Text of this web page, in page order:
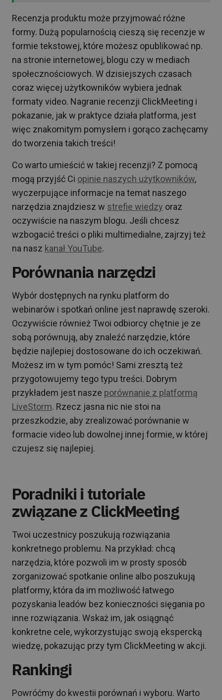
Recenzja produktu może przyjmować różne
formy. Dużą popularnością cieszą się recenzje w
formie tekstowej, które możesz opublikować np.
na stronie internetowej, blogu czy w mediach
społecznościowych. W dzisiejszych czasach
coraz więcej użytkowników wybiera jednak
formaty video. Nagranie recenzji ClickMeeting i
pokazanie, jak w praktyce działa platforma, jest
więc znakomitym pomysłem i gorąco zachęcamy
do tworzenia takich treści!
Co warto umieścić w takiej recenzji? Z pomocą
mogą przyjść Ci opinie naszych użytkowników,
wyczerpujące informacje na temat naszego
narzędzia znajdziesz w strefie wiedzy oraz
oczywiście na naszym blogu. Jeśli chcesz
wzbogacić treści o pliki multimedialne, zajrzyj też
na nasz kanał YouTube.
Porównania narzędzi
Wybór dostępnych na rynku platform do
webinarów i spotkań online jest naprawdę szeroki.
Oczywiście również Twoi odbiorcy chętnie je ze
sobą porównują, aby znaleźć narzędzie, które
będzie najlepiej dostosowane do ich oczekiwań.
Możesz im w tym pomóc! Sami zresztą też
przygotowujemy tego typu treści. Dobrym
przykładem jest nasze porównanie z platformą
LiveStorm. Rzecz jasna nic nie stoi na
przeszkodzie, aby zrealizować porównanie w
formacie video lub dowolnej innej formie, w której
czujesz się najlepiej.
Poradniki i tutoriale
związane z ClickMeeting
Twoi uczestnicy poszukują rozwiązania
konkretnego problemu. Na przykład: chcą
narzędzia, które pozwoli im w prosty sposób
zorganizować spotkanie online albo poszukują
platformy, która da im możliwość łatwego
pozyskania leadów bez konieczności sięgania po
inne rozwiązania. Wskaż im, jak osiągnąć
konkretne cele, wykorzystując swoją ekspercką
wiedzę, pokazując przy tym ClickMeeting w akcji.
Rankingi
Powróćmy do kwestii porównań i wyboru. Warto